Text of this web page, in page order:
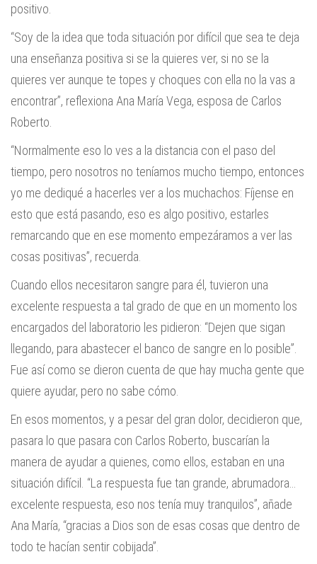
positivo.
“Soy de la idea que toda situación por difícil que sea te deja
una enseñanza positiva si se la quieres ver, si no se la
quieres ver aunque te topes y choques con ella no la vas a
encontrar”, reflexiona Ana María Vega, esposa de Carlos
Roberto.
“Normalmente eso lo ves a la distancia con el paso del
tiempo, pero nosotros no teníamos mucho tiempo, entonces
yo me dediqué a hacerles ver a los muchachos: Fíjense en
esto que está pasando, eso es algo positivo, estarles
remarcando que en ese momento empezáramos a ver las
cosas positivas”, recuerda.
Cuando ellos necesitaron sangre para él, tuvieron una
excelente respuesta a tal grado de que en un momento los
encargados del laboratorio les pidieron: “Dejen que sigan
llegando, para abastecer el banco de sangre en lo posible”.
Fue así como se dieron cuenta de que hay mucha gente que
quiere ayudar, pero no sabe cómo.
En esos momentos, y a pesar del gran dolor, decidieron que,
pasara lo que pasara con Carlos Roberto, buscarían la
manera de ayudar a quienes, como ellos, estaban en una
situación difícil. “La respuesta fue tan grande, abrumadora…
excelente respuesta, eso nos tenía muy tranquilos”, añade
Ana María, “gracias a Dios son de esas cosas que dentro de
todo te hacían sentir cobijada”.